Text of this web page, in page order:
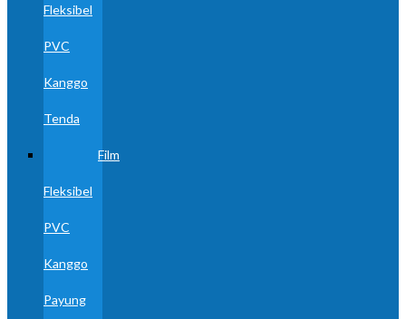
Fleksibel
PVC
Kanggo
Tenda
Film
Fleksibel
PVC
Kanggo
Payung